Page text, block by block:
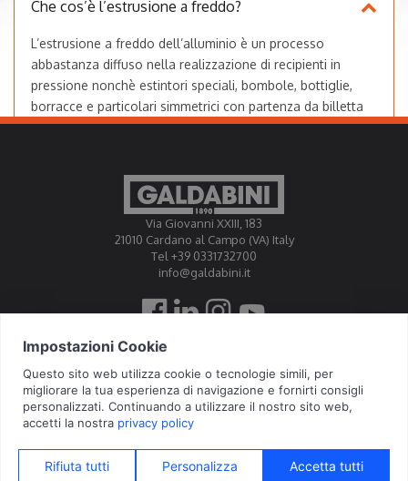
Che cos’è l’estrusione a freddo?
L’estrusione a freddo dell’alluminio è un processo
abbastanza diffuso nella realizzazione di recipienti in
pressione nonchè estintori speciali, bombole, bottiglie,
borracce e particolari simmetrici con partenza da billetta
Come avviene l’estrusione a freddo nelle presse
idrauliche GALDABINI?
Quanto dura il processo di estrusione nelle
Via Giovanni XXIII, 183
21010 Cardano al Campo (VA) Italy
Tel +39 0331732700
info@galdabini.it
Galdabini is accredited Official Calibration Centre EA, IAF, ILAC
© 2026 Galdabini SPA - Via Giovanni XXIII, 183 - 21010 Cardano al Campo